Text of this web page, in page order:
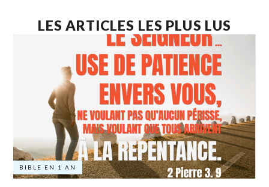
LES ARTICLES LES PLUS LUS
BIBLE EN 1 AN